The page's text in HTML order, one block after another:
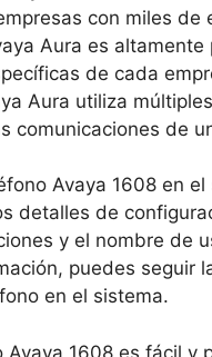
con miles de
Aura es
de cada
Aura utiliza
comunicaciones de
Avaya 1608 en
detalles de
y el nombre de
puedes seguir
en el sistema.
1608 es fácil y